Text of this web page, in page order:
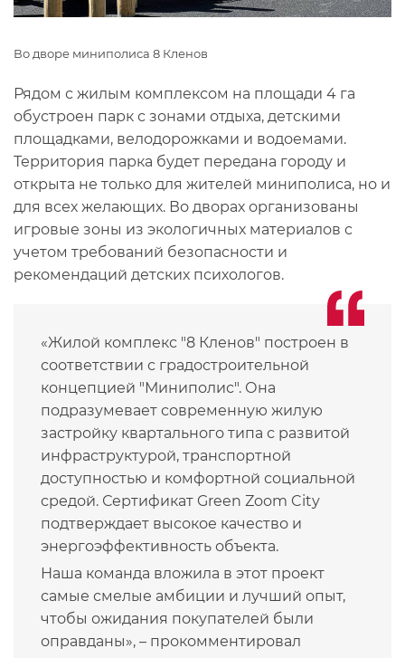
Во дворе миниполиса 8 Кленов
Рядом с жилым комплексом на площади 4 га
обустроен парк с зонами отдыха, детскими
площадками, велодорожками и водоемами.
Территория парка будет передана городу и
открыта не только для жителей миниполиса, но и
для всех желающих. Во дворах организованы
игровые зоны из экологичных материалов с
учетом требований безопасности и
рекомендаций детских психологов.
«Жилой комплекс "8 Кленов" построен в
соответствии с градостроительной
концепцией "Миниполис". Она
подразумевает современную жилую
застройку квартального типа с развитой
инфраструктурой, транспортной
доступностью и комфортной социальной
средой. Сертификат Green Zoom City
подтверждает высокое качество и
энергоэффективность объекта.
Наша команда вложила в этот проект
самые смелые амбиции и лучший опыт,
чтобы ожидания покупателей были
оправданы», – прокомментировал